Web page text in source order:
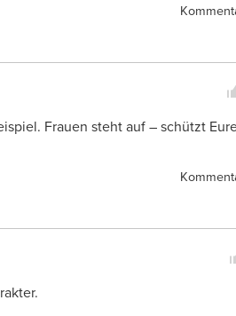
Frauen steht auf – schützt